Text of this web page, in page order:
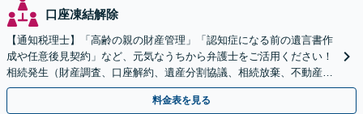
口座凍結解除
【通知税理士】「高齢の親の財産管理」「認知症になる前の遺言書作
成や任意後見契約」など、元気なうちから弁護士をご活用ください！
相続発生（財産調査、口座解約、遺産分割協議、相続放棄、不動産売
却、遺留分）〜登記・相続税申告まで対応【WEB面談可】
料金表を見る